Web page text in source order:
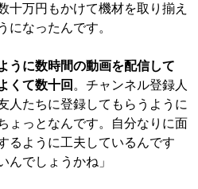
十万円もかけて機材を取り揃え
になったんです。
うに数時間の動画を配信して
くて数十回 。チャンネル登録人
人たちに登録してもらうように
ょっとなんです。自分なりに面
るように工夫しているんです
でしょうかね」